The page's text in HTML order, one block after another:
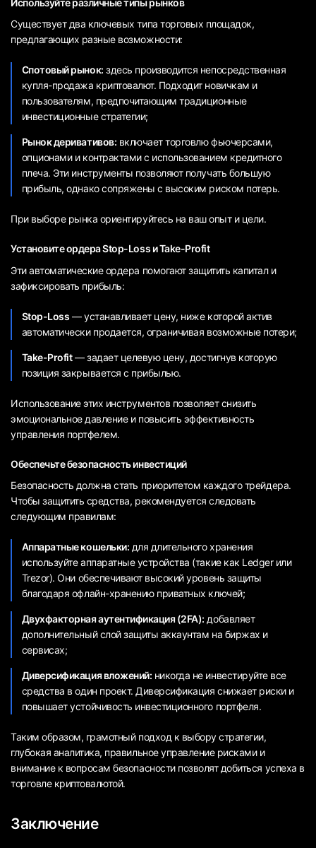
Существует два ключевых типа торговых площадок,
предлагающих разные возможности:
Спотовый рынок: здесь производится непосредственная
купля-продажа криптовалют. Подходит новичкам и
пользователям, предпочитающим традиционные
инвестиционные стратегии;
Рынок деривативов: включает торговлю фьючерсами,
опционами и контрактами с использованием кредитного
плеча. Эти инструменты позволяют получать большую
прибыль, однако сопряжены с высоким риском потерь.
При выборе рынка ориентируйтесь на ваш опыт и цели.
Установите ордера Stop-Loss и Take-Profit
Эти автоматические ордера помогают защитить капитал и
зафиксировать прибыль:
Stop-Loss — устанавливает цену, ниже которой актив
автоматически продается, ограничивая возможные потери;
Take-Profit— задает целевую цену, достигнув которую
позиция закрывается с прибылью.
Использование этих инструментов позволяет снизить
эмоциональное давление и повысить эффективность
управления портфелем.
Обеспечьте безопасность инвестиций
Безопасность должна стать приоритетом каждого трейдера.
Чтобы защитить средства, рекомендуется следовать
следующим правилам:
Аппаратные кошельки: для длительного хранения
используйте аппаратные устройства (такие как Ledger или
Trezor). Они обеспечивают высокий уровень защиты
благодаря офлайн-хранению приватных ключей;
Двухфакторная аутентификация (2FA): добавляет
дополнительный слой защиты аккаунтам на биржах и
сервисах;
Диверсификация вложений: никогда не инвестируйте все
средства в один проект. Диверсификация снижает риски и
повышает устойчивость инвестиционного портфеля.
Таким образом, грамотный подход к выбору стратегии,
глубокая аналитика, правильное управление рисками и
внимание к вопросам безопасности позволят добиться успеха в
торговле криптовалютой.
Заключение